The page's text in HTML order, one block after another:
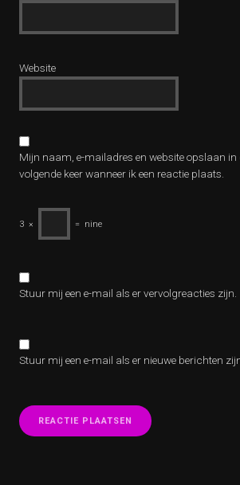
Website
Mijn naam, e-mailadres en website opslaan in
volgende keer wanneer ik een reactie plaats.
3 × = nine
Stuur mij een e-mail als er vervolgreacties zijn.
Stuur mij een e-mail als er nieuwe berichten